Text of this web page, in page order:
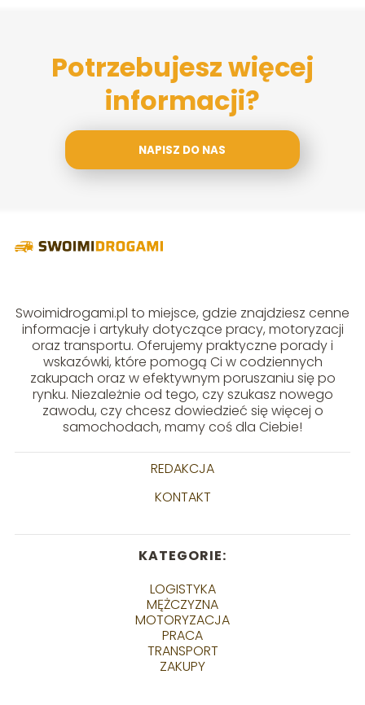
Potrzebujesz więcej
informacji?
NAPISZ DO NAS
Swoimidrogami.pl to miejsce, gdzie znajdziesz cenne
informacje i artykuły dotyczące pracy, motoryzacji
oraz transportu. Oferujemy praktyczne porady i
wskazówki, które pomogą Ci w codziennych
zakupach oraz w efektywnym poruszaniu się po
rynku. Niezależnie od tego, czy szukasz nowego
zawodu, czy chcesz dowiedzieć się więcej o
samochodach, mamy coś dla Ciebie!
REDAKCJA
KONTAKT
KATEGORIE:
LOGISTYKA
MĘŻCZYZNA
MOTORYZACJA
PRACA
TRANSPORT
ZAKUPY